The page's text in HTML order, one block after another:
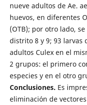
nueve adultos de Ae.
huevos, en diferentes
(OTB); por otro lado,
distrito 8 y 9; 93 larvas
adultos Culex en el
2 grupos: el primero
especies y en el otro
Conclusiones. Es
eliminación de